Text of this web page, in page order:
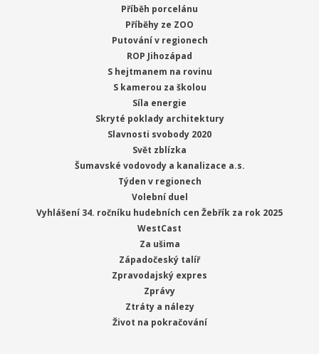
Příběh porcelánu
Příběhy ze ZOO
Putování v regionech
ROP Jihozápad
S hejtmanem na rovinu
S kamerou za školou
Síla energie
Skryté poklady architektury
Slavnosti svobody 2020
Svět zblízka
Šumavské vodovody a kanalizace a.s.
Týden v regionech
Volební duel
Vyhlášení 34. ročníku hudebních cen Žebřík za rok 2025
WestCast
Za ušima
Západočeský talíř
Zpravodajský expres
Zprávy
Ztráty a nálezy
Život na pokračování